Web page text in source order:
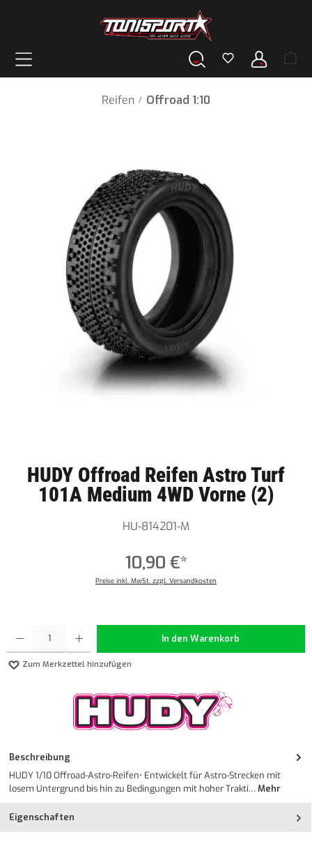
Reifen / Offroad 1:10
HUDY Offroad Reifen Astro Turf
101A Medium 4WD Vorne (2)
HU-814201-M
10,90 €*
Preise inkl. MwSt. zzgl. Versandkosten
In den Warenkorb
Zum Merkzettel hinzufügen
Beschreibung
HUDY 1/10 Offroad-Astro-Reifen• Entwickelt für Astro-Strecken mit
losem Untergrund bis hin zu Bedingungen mit hoher Trakti…Mehr
Eigenschaften